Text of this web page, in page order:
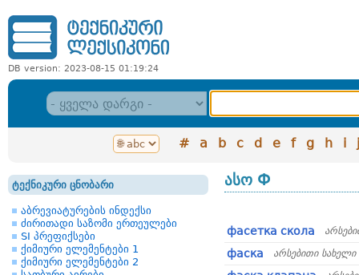
DB version: 2023-08-15 01:19:24
# a b c d e f g h i j
ტექნიკური ცნობარი
აბრევიატურების ინდექსი
ძირითადი საზომი ერთეულები
SI პრეფიქსები
ქიმიური ელემენტები 1
ქიმიური ელემენტები 2
ასო Ф
фасетка скола
фаска არსებითი სახელი